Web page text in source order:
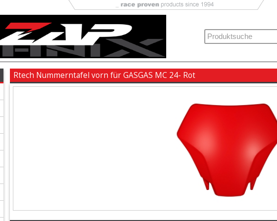
Rtech Nummerntafel vorn für GASGAS MC 24- Rot